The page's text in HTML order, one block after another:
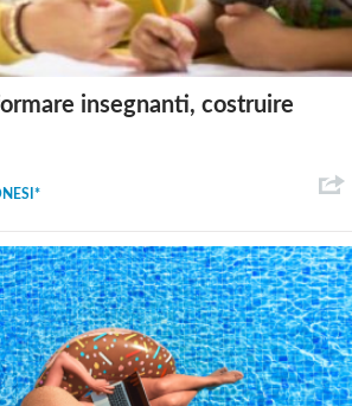
insegnanti, costruire